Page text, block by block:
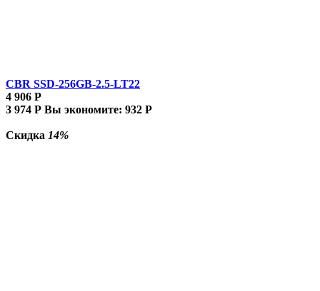
CBR SSD-256GB-2.5-LT22
4 906 Р
3 974 Р Вы экономите: 932 Р
Скидка 14%